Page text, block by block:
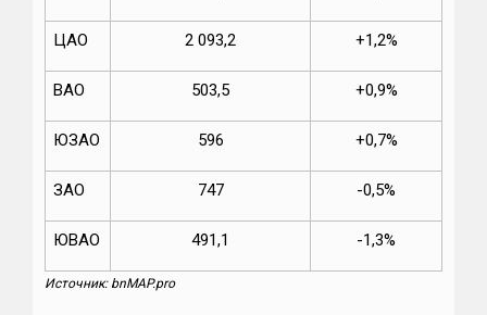
ЦАО 2 093,2 +1,2%
ВАО 503,5 +0,9%
ЮЗАО 596 +0,7%
ЗАО 747 -0,5%
ЮВАО 491,1 -1,3%
Источник: bnMAP.pro